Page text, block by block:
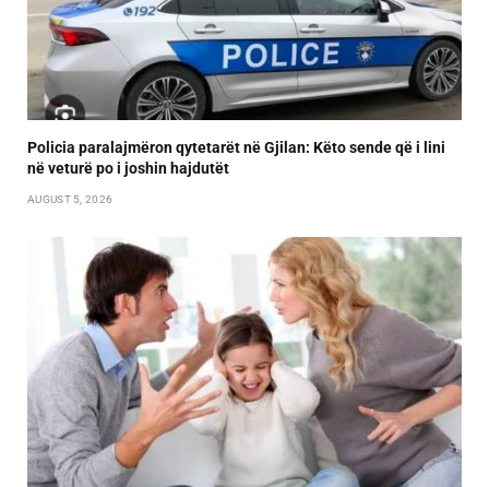
Policia paralajmëron qytetarët në Gjilan: Këto sende që i lini
në veturë po i joshin hajdutët
AUGUST 5, 2026